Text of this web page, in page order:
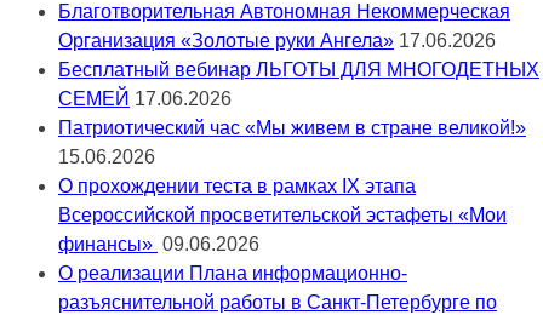
Благотворительная Автономная Некоммерческая
Организация «Золотые руки Ангела» 17.06.2026
Бесплатный вебинар ЛЬГОТЫ ДЛЯ МНОГОДЕТНЫХ
СЕМЕЙ 17.06.2026
Патриотический час «Мы живем в стране великой!»
15.06.2026
О прохождении теста в рамках IX этапа
Всероссийской просветительской эстафеты «Мои
финансы» 09.06.2026
О реализации Плана информационно-
разъяснительной работы в Санкт-Петербурге по